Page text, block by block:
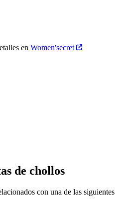
en Women'secret
de chollos
con una de las siguientes